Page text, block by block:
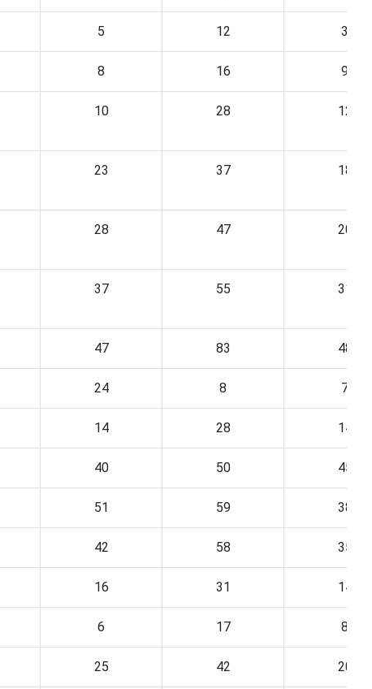
5 12 3
8 16 9
10 28 12
23 37 18
28 47 20
37 55 31
47 83 48
24 8 7
14 28 14
40 50 45
51 59 38
42 58 35
16 31 14
6 17 8
25 42 20